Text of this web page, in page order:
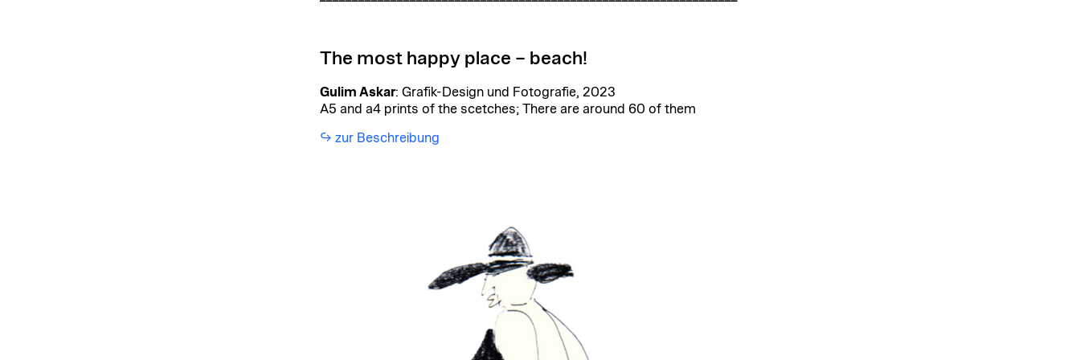
The most happy place – beach!
Gulim Askar: Grafik-Design und Fotografie, 2023
A5 and a4 prints of the scetches; There are around 60 of them
↪︎ zur Beschreibung